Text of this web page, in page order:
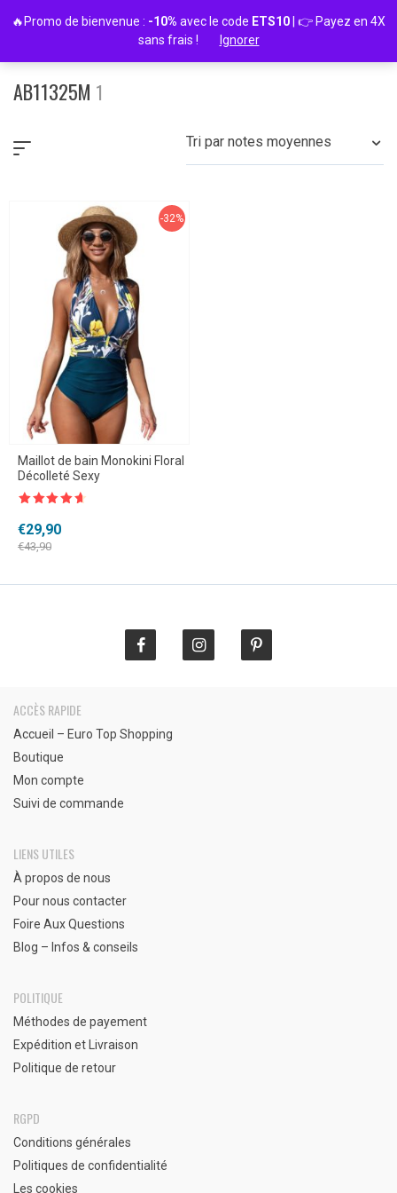
AB11325M 1
Tri par notes moyennes
-32%
Maillot de bain Monokini Floral
Décolleté Sexy
€43,90
Le
prix
€29,90
Le
prix
ACCÈS RAPIDE
Accueil – Euro Top Shopping
Boutique
Mon compte
Suivi de commande
LIENS UTILES
À propos de nous
Pour nous contacter
Foire Aux Questions
Blog – Infos & conseils
POLITIQUE
Méthodes de payement
Expédition et Livraison
Politique de retour
RGPD
Conditions générales
Politiques de confidentialité
Les cookies
🔥Promo de bienvenue : -10% avec le code ETS10 | 👉 Payez en 4X
sans frais !
Ignorer